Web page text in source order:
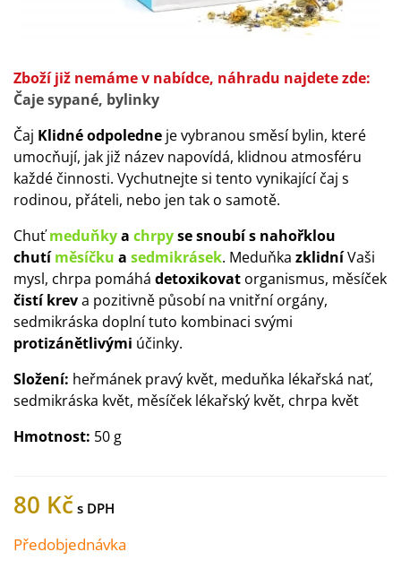
Zboží již nemáme v nabídce, náhradu najdete zde:
Čaje sypané, bylinky
Čaj Klidné odpoledne je vybranou směsí bylin, které
umocňují, jak již název napovídá, klidnou atmosféru
každé činnosti. Vychutnejte si tento vynikající čaj s
rodinou, přáteli, nebo jen tak o samotě.
Chuťmeduňkya chrpyse snoubí s nahořklou
chutíměsíčku a sedmikrásek. Meduňka zklidníVaši
mysl, chrpa pomáhá detoxikovat organismus, měsíček
čistí kreva pozitivně působí na vnitřní orgány,
sedmikráska doplní tuto kombinaci svými
protizánětlivými účinky.
Složení: heřmánek pravý květ, meduňka lékařská nať,
sedmikráska květ, měsíček lékařský květ, chrpa květ
Hmotnost: 50 g
80 Kč
Předobjednávka